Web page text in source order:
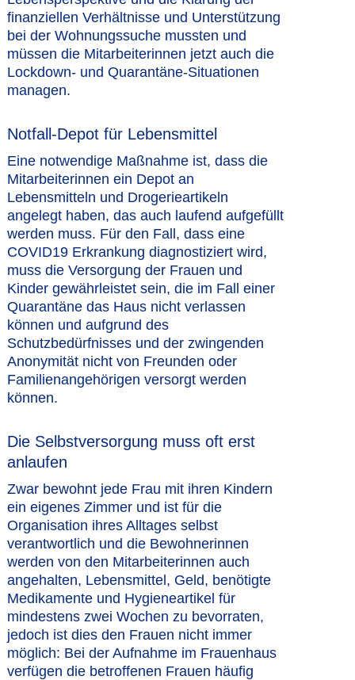
finanziellen Verhältnisse und Unterstützung
bei der Wohnungssuche mussten und
müssen die Mitarbeiterinnen jetzt auch die
Lockdown- und Quarantäne-Situationen
managen.
Notfall-Depot für Lebensmittel
Eine notwendige Maßnahme ist, dass die
Mitarbeiterinnen ein Depot an
Lebensmitteln und Drogerieartikeln
angelegt haben, das auch laufend aufgefüllt
werden muss. Für den Fall, dass eine
COVID19 Erkrankung diagnostiziert wird,
muss die Versorgung der Frauen und
Kinder gewährleistet sein, die im Fall einer
Quarantäne das Haus nicht verlassen
können und aufgrund des
Schutzbedürfnisses und der zwingenden
Anonymität nicht von Freunden oder
Familienangehörigen versorgt werden
können.
Die Selbstversorgung muss oft erst
anlaufen
Zwar bewohnt jede Frau mit ihren Kindern
ein eigenes Zimmer und ist für die
Organisation ihres Alltages selbst
verantwortlich und die Bewohnerinnen
werden von den Mitarbeiterinnen auch
angehalten, Lebensmittel, Geld, benötigte
Medikamente und Hygieneartikel für
mindestens zwei Wochen zu bevorraten,
jedoch ist dies den Frauen nicht immer
möglich: Bei der Aufnahme im Frauenhaus
verfügen die betroffenen Frauen häufig